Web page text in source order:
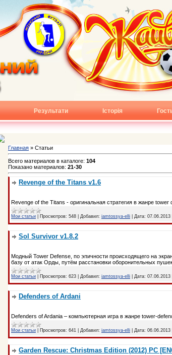
Результати Історія
Главная » Статьи
Всего материалов в каталоге: 104
Показано материалов: 21-30
Revenge of the Titans v1.6
Revenge of the Titans - оригинальная стратегия в жанре
Мои статьи Просмотров: 548 Добавил: iamtossya-elli Дата: 07.06.2013
Sol Survivor v1.8.2
Модный Tower Defense, по эпичности происходящего на
базу от атак Орды, путём расстановки оборонительных
Мои статьи Просмотров: 623 Добавил: iamtossya-elli Дата: 07.06.2013
Defenders of Ardani
Defenders of Ardania – компьютерная игра в жанре tower-
Мои статьи Просмотров: 641 Добавил: iamtossya-elli Дата: 06.06.2013
Garden Rescue: Christmas Edition (2012) PC